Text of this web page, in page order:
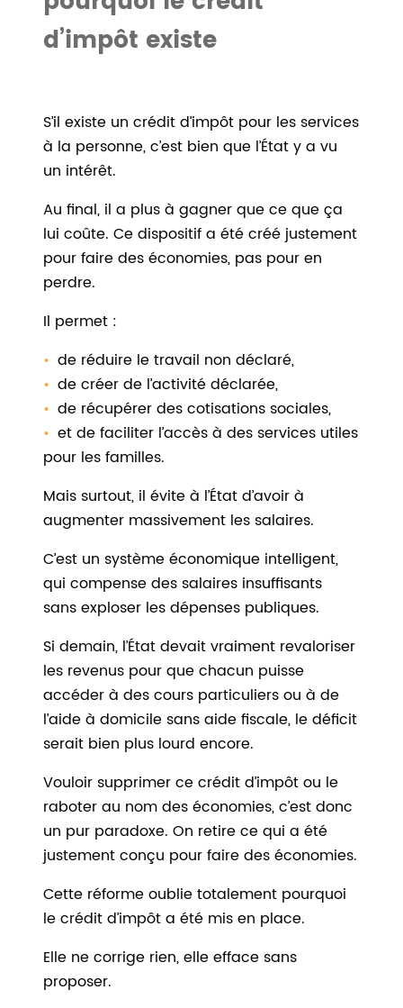
d’impôt existe
S’il existe un crédit d’impôt pour les services
à la personne, c’est bien que l’État y a vu
un intérêt.
Au final, il a plus à gagner que ce que ça
lui coûte. Ce dispositif a été créé justement
pour faire des économies, pas pour en
perdre.
Il permet :
de réduire le travail non déclaré,
de créer de l’activité déclarée,
de récupérer des cotisations sociales,
et de faciliter l’accès à des services utiles
pour les familles.
Mais surtout, il évite à l’État d’avoir à
augmenter massivement les salaires.
C’est un système économique intelligent,
qui compense des salaires insuffisants
sans exploser les dépenses publiques.
Si demain, l’État devait vraiment revaloriser
les revenus pour que chacun puisse
accéder à des cours particuliers ou à de
l’aide à domicile sans aide fiscale, le déficit
serait bien plus lourd encore.
Vouloir supprimer ce crédit d’impôt ou le
raboter au nom des économies, c’est donc
un pur paradoxe. On retire ce qui a été
justement conçu pour faire des économies.
Cette réforme oublie totalement pourquoi
le crédit d’impôt a été mis en place.
Elle ne corrige rien, elle efface sans
proposer.